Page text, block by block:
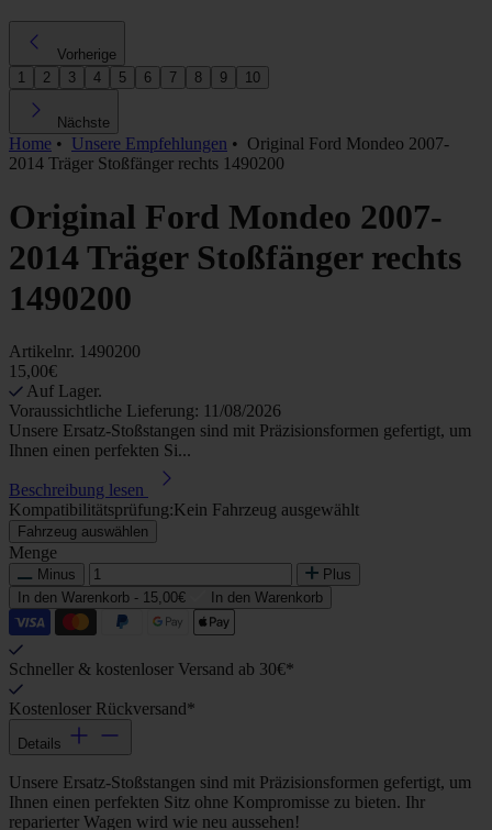
Vorherige
1
2 3 4 5 6 7 8 9 10
Nächste
Home • Unsere Empfehlungen • Original Ford Mondeo 2007-
2014 Träger Stoßfänger rechts 1490200
Original Ford Mondeo 2007-
2014 Träger Stoßfänger rechts
1490200
Artikelnr. 1490200
15,00€
Auf Lager.
Voraussichtliche Lieferung: 11/08/2026
Unsere Ersatz-Stoßstangen sind mit Präzisionsformen gefertigt, um
Ihnen einen perfekten Si...
Beschreibung lesen
Kompatibilitätsprüfung:Kein Fahrzeug ausgewählt
Fahrzeug auswählen
Menge
Minus
Plus
In den Warenkorb - 15,00€ In den Warenkorb
Schneller & kostenloser Versand ab 30€*
Kostenloser Rückversand*
Details
Unsere Ersatz-Stoßstangen sind mit Präzisionsformen gefertigt, um
Ihnen einen perfekten Sitz ohne Kompromisse zu bieten. Ihr
reparierter Wagen wird wie neu aussehen!